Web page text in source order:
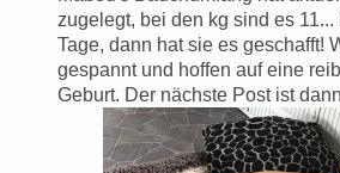
zugelegt, bei den kg sind es
Tage, dann hat sie es geschafft!
gespannt und hoffen auf eine
Geburt. Der nächste Post ist